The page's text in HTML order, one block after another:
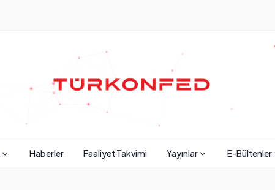
Haberler Faaliyet Takvimi Yayınlar E-Bültenler